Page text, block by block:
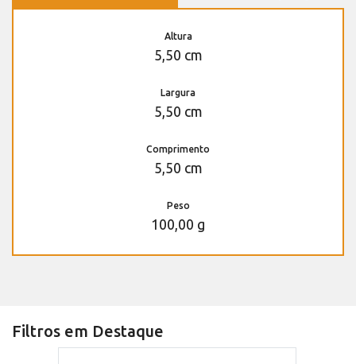
Altura
5,50 cm
Largura
5,50 cm
Comprimento
5,50 cm
Peso
100,00 g
Filtros em Destaque